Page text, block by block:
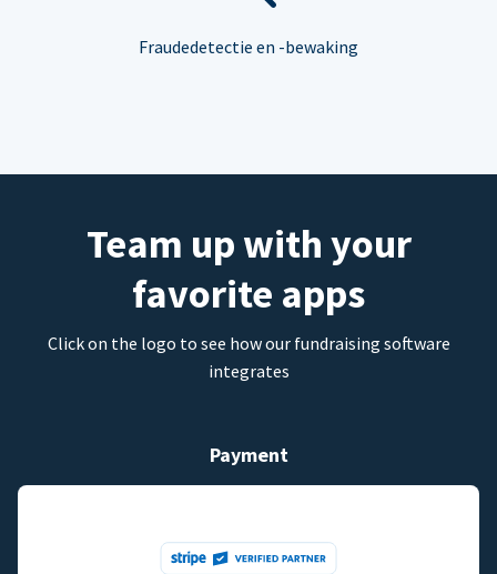
Fraudedetectie en -bewaking
Team up with your
favorite apps
Click on the logo to see how our fundraising software
integrates
Payment